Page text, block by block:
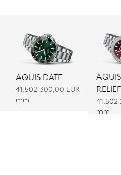
AQUIS DATE
41.50
mm
2 300,00 EUR
RELIEF
41.50
mm
2